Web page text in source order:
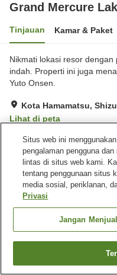
Grand Mercure
Tinjauan Kamar & Paket
Nikmati lokasi resor
indah. Properti ini juga
Yuto Onsen.
Kota Hamamatsu,
Lihat di peta
Sangat baik Ulasan:
Fasilitas properti
Tempat parkir
Spa / Salon kecantikan
Beranda Jepang
Grand Mercure Lake Hamana
Situs web ini
pengalaman pengguna
lintas di situs web kami.
tentang penggunaan situs
media sosial, periklanan,
Privasi
Jangan